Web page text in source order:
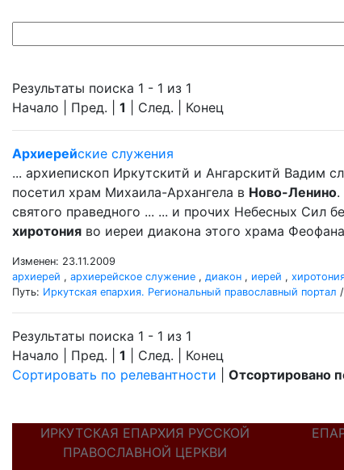
Результаты поиска 1 - 1 из 1
Начало | Пред. | 1 | След. | Конец
Архиерейские служения
... архиепископ Иркутскитй и Ангарскитй Вадим
посетил храм Михаила-Архангела в Ново-Ленино.
святого праведного ... ... и прочих Небесных Сил
хиротония во иереи диакона этого храма
Изменен: 23.11.2009
архиерей , архиерейское служение , диакон , иерей ,
Путь: Иркутская епархия. Региональный православный портал /
Результаты поиска 1 - 1 из 1
Начало | Пред. | 1 | След. | Конец
Сортировать по релевантности
Отсортировано
ИРКУТСКАЯ ЕПАРХИЯ РУССКОЙ
ПРАВОСЛАВНОЙ ЦЕРКВИ